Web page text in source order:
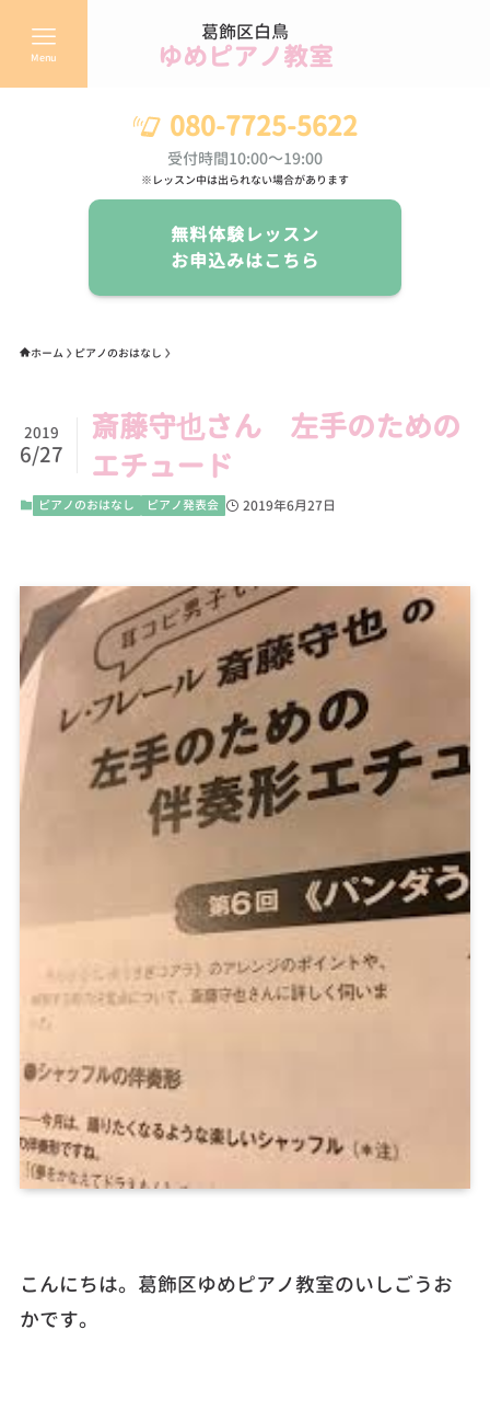
葛飾区白鳥
ゆめピアノ教室
Menu
080-7725-5622
受付時間10:00～19:00
※レッスン中は出られない場合があります
無料体験レッスン
お申込みはこちら
ホーム ピアノのおはなし
斎藤守也さん 左手のための
エチュード
2019
6/27
ピアノのおはなし ピアノ発表会 2019年6月27日
こんにちは。葛飾区ゆめピアノ教室のいしごうお
かです。